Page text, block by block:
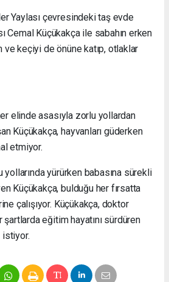
Yaylası çevresindeki taş evde
Cemal Küçükakça ile sabahın erken
keçiyi de önüne katıp, otlaklar
elinde asasıyla zorlu yollardan
Küçükakça, hayvanları güderken
etmiyor.
yollarında yürürken babasına sürekli
Küçükakça, bulduğu her fırsatta
çalışıyor. Küçükakça, doktor
eğitim hayatını sürdüren
istiyor.